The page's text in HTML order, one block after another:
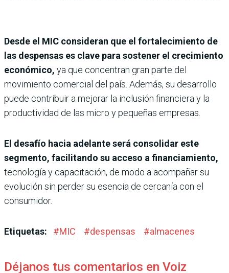
Desde el MIC consideran que el fortalecimiento de
las despensas es clave para sostener el crecimiento
económico, ya que concentran gran parte del
movimiento comercial del país. Además, su desarrollo
puede contribuir a mejorar la inclusión financiera y la
productividad de las micro y pequeñas empresas.
El desafío hacia adelante será consolidar este
segmento, facilitando su acceso a financiamiento,
tecnología y capacitación, de modo a acompañar su
evolución sin perder su esencia de cercanía con el
consumidor.
Etiquetas: #MIC #despensas #almacenes
Déjanos tus comentarios en Voiz